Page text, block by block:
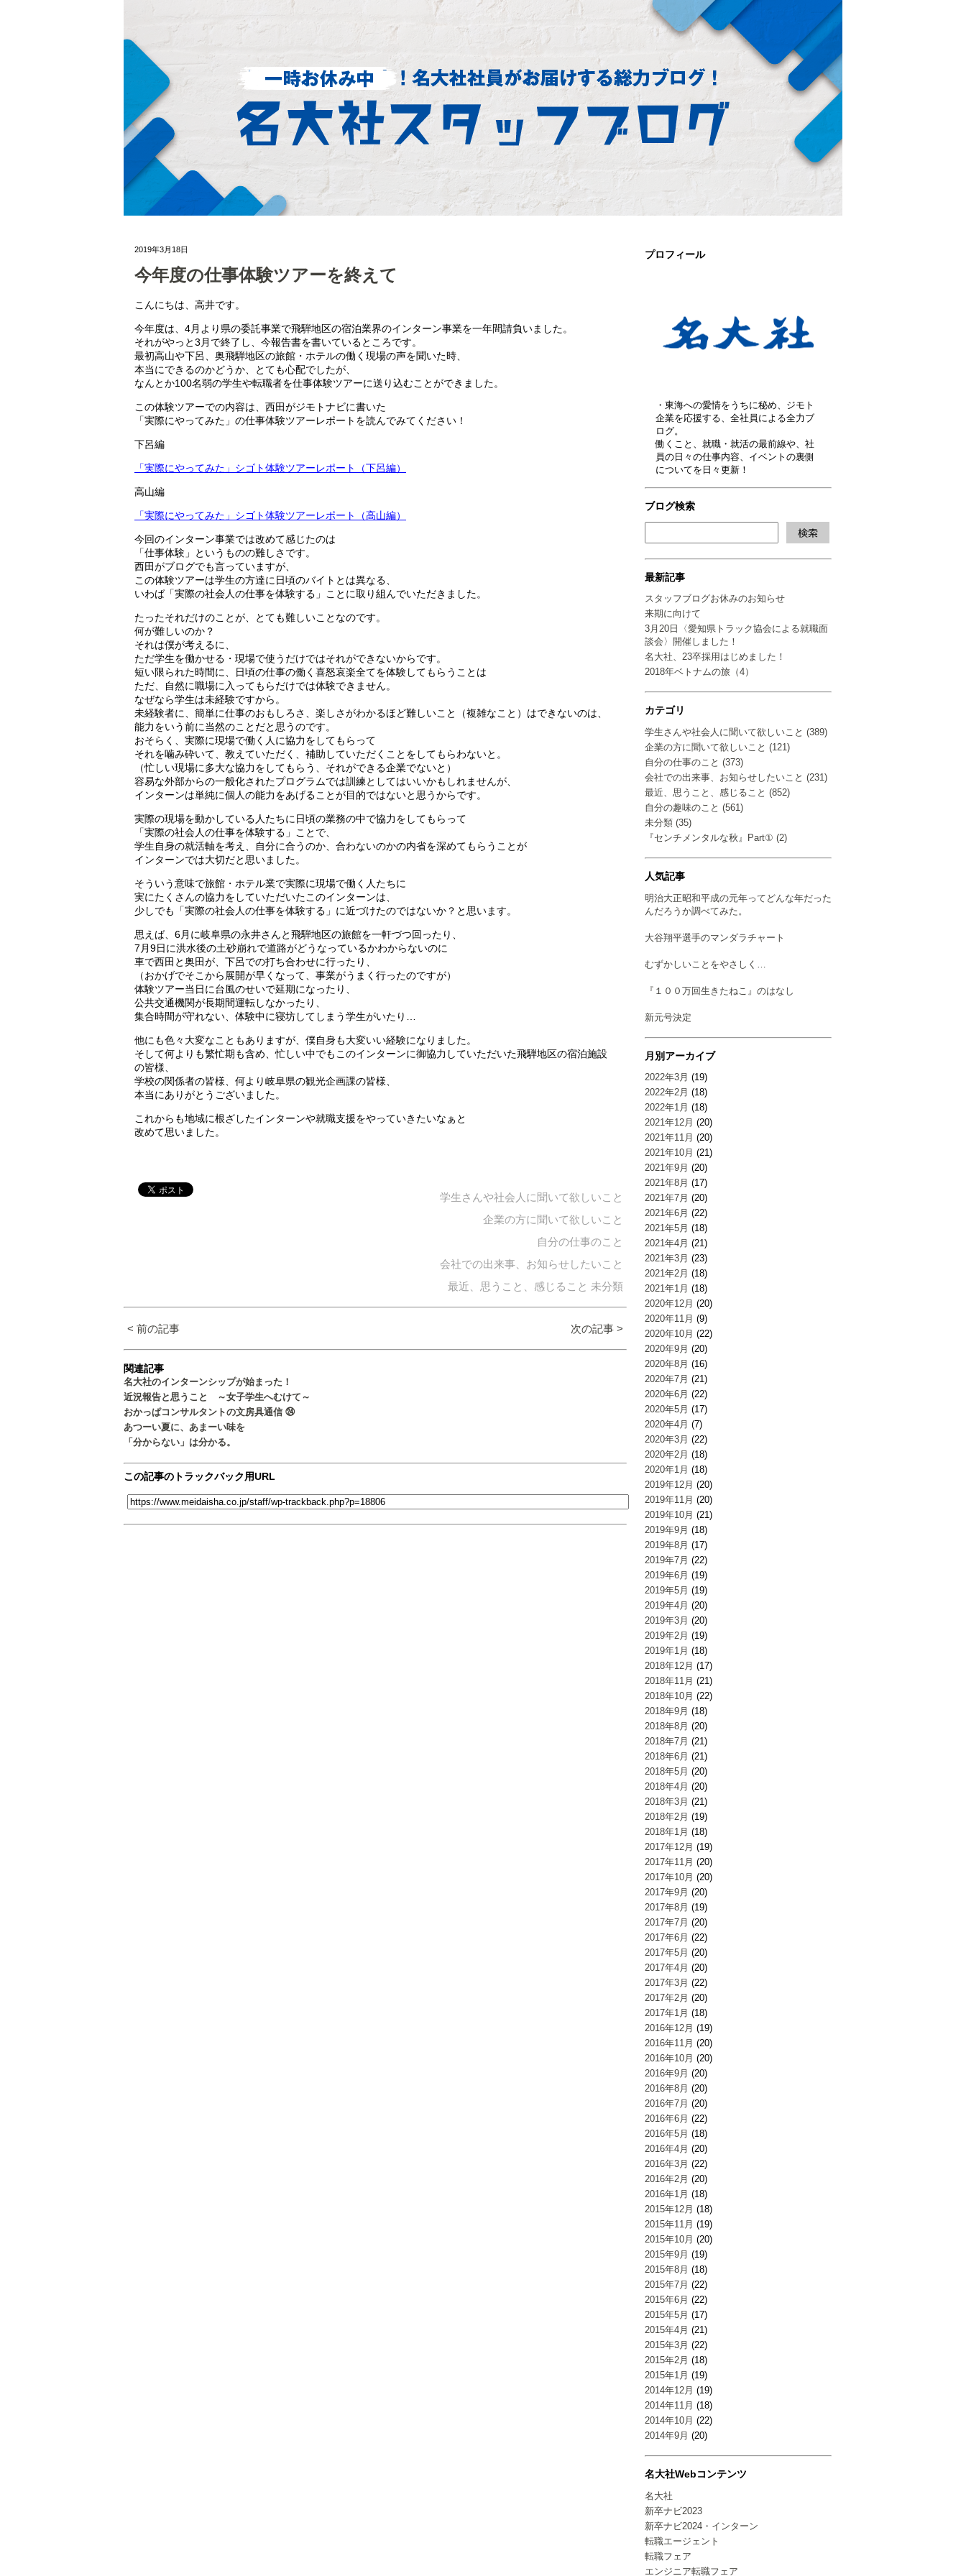
プロフィール
・東海への愛情をうちに秘め、ジモト
企業を応援する、全社員による全力ブ
ログ。
働くこと、就職・就活の最前線や、社
員の日々の仕事内容、イベントの裏側
についてを日々更新！
ブログ検索
最新記事
スタッフブログお休みのお知らせ
来期に向けて
3月20日〈愛知県トラック協会による就職面
談会〉開催しました！
名大社、23卒採用はじめました！
2018年ベトナムの旅（4）
カテゴリ
学生さんや社会人に聞いて欲しいこと (389)
企業の方に聞いて欲しいこと (121)
自分の仕事のこと (373)
会社での出来事、お知らせしたいこと (231)
最近、思うこと、感じること (852)
自分の趣味のこと (561)
未分類 (35)
『センチメンタルな秋』Part① (2)
人気記事
明治大正昭和平成の元年ってどんな年だった
んだろうか調べてみた。
大谷翔平選手のマンダラチャート
むずかしいことをやさしく…
『１００万回生きたねこ』のはなし
新元号決定
月別アーカイブ
2022年3月 (19)
2022年2月 (18)
2022年1月 (18)
2021年12月 (20)
2021年11月 (20)
2021年10月 (21)
2021年9月 (20)
2021年8月 (17)
2021年7月 (20)
2021年6月 (22)
2021年5月 (18)
2021年4月 (21)
2021年3月 (23)
2021年2月 (18)
2021年1月 (18)
2020年12月 (20)
2020年11月 (9)
2020年10月 (22)
2020年9月 (20)
2020年8月 (16)
2020年7月 (21)
2020年6月 (22)
2020年5月 (17)
2020年4月 (7)
2020年3月 (22)
2020年2月 (18)
2020年1月 (18)
2019年12月 (20)
2019年11月 (20)
2019年10月 (21)
2019年9月 (18)
2019年8月 (17)
2019年7月 (22)
2019年6月 (19)
2019年5月 (19)
2019年4月 (20)
2019年3月 (20)
2019年2月 (19)
2019年1月 (18)
2018年12月 (17)
2018年11月 (21)
2018年10月 (22)
2018年9月 (18)
2018年8月 (20)
2018年7月 (21)
2018年6月 (21)
2018年5月 (20)
2018年4月 (20)
2018年3月 (21)
2018年2月 (19)
2018年1月 (18)
2017年12月 (19)
2017年11月 (20)
2017年10月 (20)
2017年9月 (20)
2017年8月 (19)
2017年7月 (20)
2017年6月 (22)
2017年5月 (20)
2017年4月 (20)
2017年3月 (22)
2017年2月 (20)
2017年1月 (18)
2016年12月 (19)
2016年11月 (20)
2016年10月 (20)
2016年9月 (20)
2016年8月 (20)
2016年7月 (20)
2016年6月 (22)
2016年5月 (18)
2016年4月 (20)
2016年3月 (22)
2016年2月 (20)
2016年1月 (18)
2015年12月 (18)
2015年11月 (19)
2015年10月 (20)
2015年9月 (19)
2015年8月 (18)
2015年7月 (22)
2015年6月 (22)
2015年5月 (17)
2015年4月 (21)
2015年3月 (22)
2015年2月 (18)
2015年1月 (19)
2014年12月 (19)
2014年11月 (18)
2014年10月 (22)
2014年9月 (20)
名大社Webコンテンツ
名大社
新卒ナビ2023
新卒ナビ2024・インターン
転職エージェント
転職フェア
エンジニア転職フェア
2019年3月18日
今年度の仕事体験ツアーを終えて
こんにちは、高井です。
今年度は、4月より県の委託事業で飛騨地区の宿泊業界のインターン事業を一年間請負いました。
それがやっと3月で終了し、今報告書を書いているところです。
最初高山や下呂、奥飛騨地区の旅館・ホテルの働く現場の声を聞いた時、
本当にできるのかどうか、とても心配でしたが、
なんとか100名弱の学生や転職者を仕事体験ツアーに送り込むことができました。
この体験ツアーでの内容は、西田がジモトナビに書いた
「実際にやってみた」の仕事体験ツアーレポートを読んでみてください！
下呂編
「実際にやってみた」シゴト体験ツアーレポート（下呂編）
高山編
「実際にやってみた」シゴト体験ツアーレポート（高山編）
今回のインターン事業では改めて感じたのは
「仕事体験」というものの難しさです。
西田がブログでも言っていますが、
この体験ツアーは学生の方達に日頃のバイトとは異なる、
いわば「実際の社会人の仕事を体験する」ことに取り組んでいただきました。
たったそれだけのことが、とても難しいことなのです。
何が難しいのか？
それは僕が考えるに、
ただ学生を働かせる・現場で使うだけではそれができないからです。
短い限られた時間に、日頃の仕事の働く喜怒哀楽全てを体験してもらうことは
ただ、自然に職場に入ってもらだけでは体験できません。
なぜなら学生は未経験ですから。
未経験者に、簡単に仕事のおもしろさ、楽しさがわかるほど難しいこと（複雑なこと）はできないのは、
能力をいう前に当然のことだと思うのです。
おそらく、実際に現場で働く人に協力をしてもらって
それを噛み砕いて、教えていただく、補助していただくことをしてもらわないと。
（忙しい現場に多大な協力をしてもらう、それができる企業でないと）
容易な外部からの一般化されたプログラムでは訓練としてはいいかもしれませんが、
インターンは単純に個人の能力をあげることが目的ではないと思うからです。
実際の現場を動かしている人たちに日頃の業務の中で協力をしてもらって
「実際の社会人の仕事を体験する」ことで、
学生自身の就活軸を考え、自分に合うのか、合わないのかの内省を深めてもらうことが
インターンでは大切だと思いました。
そういう意味で旅館・ホテル業で実際に現場で働く人たちに
実にたくさんの協力をしていただいたこのインターンは、
少しでも「実際の社会人の仕事を体験する」に近づけたのではないか？と思います。
思えば、6月に岐阜県の永井さんと飛騨地区の旅館を一軒づつ回ったり、
7月9日に洪水後の土砂崩れで道路がどうなっているかわからないのに
車で西田と奥田が、下呂での打ち合わせに行ったり、
（おかげでそこから展開が早くなって、事業がうまく行ったのですが）
体験ツアー当日に台風のせいで延期になったり、
公共交通機関が長期間運転しなかったり、
集合時間が守れない、体験中に寝坊してしまう学生がいたり…
他にも色々大変なこともありますが、僕自身も大変いい経験になりました。
そして何よりも繁忙期も含め、忙しい中でもこのインターンに御協力していただいた飛騨地区の宿泊施設
の皆様、
学校の関係者の皆様、何より岐阜県の観光企画課の皆様、
本当にありがとうございました。
これからも地域に根ざしたインターンや就職支援をやっていきたいなぁと
改めて思いました。
学生さんや社会人に聞いて欲しいこと
企業の方に聞いて欲しいこと
自分の仕事のこと
会社での出来事、お知らせしたいこと
最近、思うこと、感じること 未分類
< 前の記事 次の記事 >
関連記事
名大社のインターンシップが始まった！
近況報告と思うこと ～女子学生へむけて～
おかっぱコンサルタントの文房具通信 ㉔
あつーい夏に、あまーい味を
「分からない」は分かる。
この記事のトラックバック用URL